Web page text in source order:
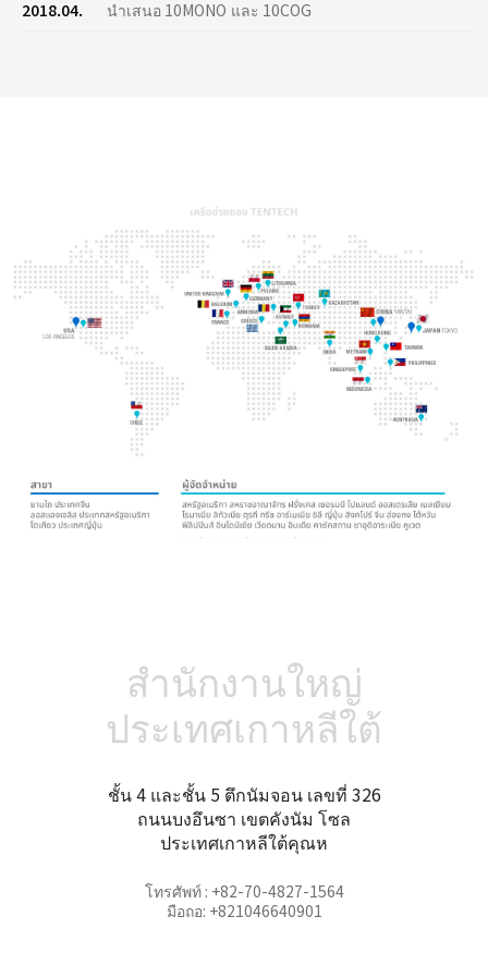
2018.04. นำเสนอ 10MONO และ 10COG
สำนักงานใหญ่
ประเทศเกาหลีใต้
ชั้น 4 และชั้น 5 ตึกนัมจอน เลขที่ 326
ถนนบงอึนซา เขตคังนัม โซล
ประเทศเกาหลีใต้คุณห
โทรศัพท์ : +82-70-4827-1564
มือถอ: +821046640901